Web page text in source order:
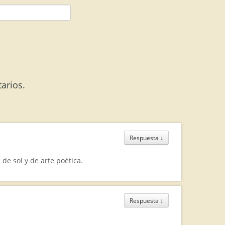
Respuesta ↓
sol y de arte poética.
Respuesta ↓